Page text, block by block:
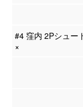
#4 窪内 2Pシュー
×